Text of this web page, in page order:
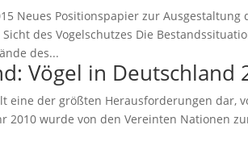
Neues Positionspapier zur Ausgestaltung
des Vogelschutzes Die
des...
Vögel in Deutschland
eine der größten Herausforderun­gen dar,
2010 wurde von den Vereinten Nationen